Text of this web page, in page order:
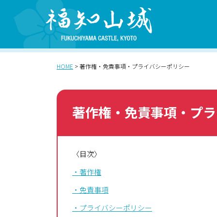
HOME >著作権・免責事項・プライバシーポリシー
著作権・免責事項・プ
〈目次〉
・著作権
・免責事項
・プライバシーポリシー